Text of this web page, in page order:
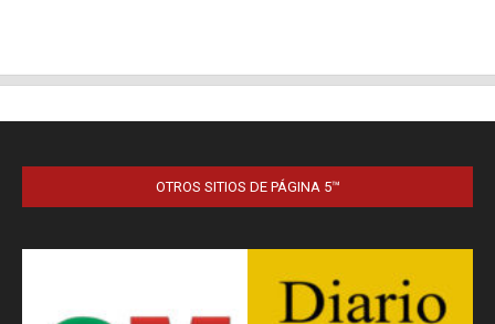
OTROS SITIOS DE PÁGINA 5™